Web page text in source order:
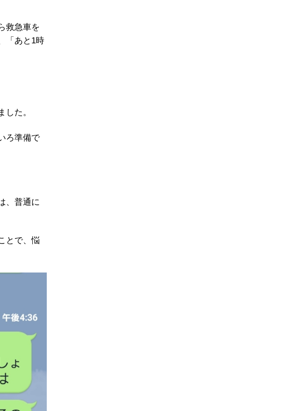
救急車を
「あと1時
た。
ろ準備で
、普通に
とで、悩